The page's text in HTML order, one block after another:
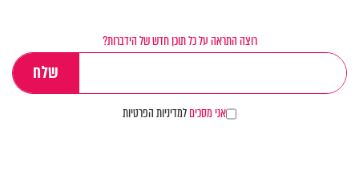
רוצה התראה על כל תוכן חדש של הידברות?
אני מסכיםלמדיניות הפרטיות